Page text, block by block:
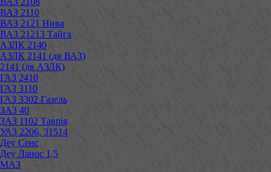
ВАЗ 2110
ВАЗ 2121 Нива
ВАЗ 21213 Тайга
АЗЛК 2140
АЗЛК 2141 (дв ВАЗ)
2141 (дв АЗЛК)
ГАЗ 2410
ГАЗ 3110
ГАЗ 3302 Газель
ЗАЗ 40
ЗАЗ 1102 Таврія
УАЗ 2206, 31514
Деу Сенс
Деу Ланос 1,5
МАЗ